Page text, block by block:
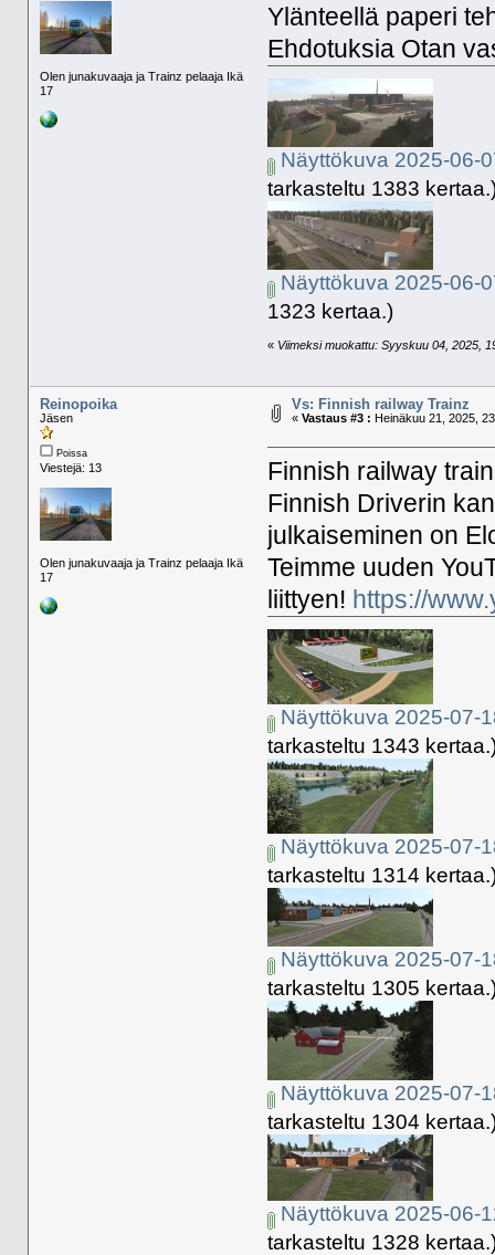
Olen junakuvaaja ja Trainz pelaaja Ikä
17
Ylänteellä paperi
Ehdotuksia Otan
Näyttökuva 2025-06-
tarkasteltu 1383
Näyttökuva 2025-06-
1323 kertaa.)
« Viimeksi muokattu: Syyskuu 04, 2025,
Reinopoika
Jäsen
Poissa
Viestejä: 13
Olen junakuvaaja ja Trainz pelaaja Ikä
17
Vs: Finnish railway Trainz
« Vastaus #3 : Heinäkuu 21, 2025,
Finnish railway
Finnish Driverin
julkaiseminen on
Teimme uuden
liittyen! https://
Näyttökuva 2025-07-
tarkasteltu 1343
Näyttökuva 2025-07-
tarkasteltu 1314
Näyttökuva 2025-07-
tarkasteltu 1305
Näyttökuva 2025-07-
tarkasteltu 1304
Näyttökuva 2025-06-
tarkasteltu 1328